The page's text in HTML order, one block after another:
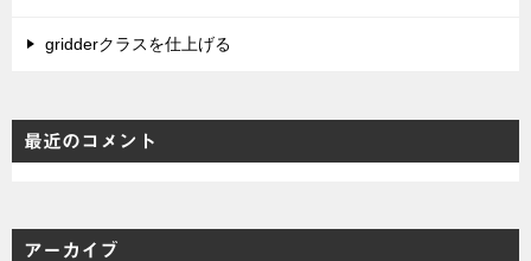
gridderクラスを仕上げる
最近のコメント
アーカイブ